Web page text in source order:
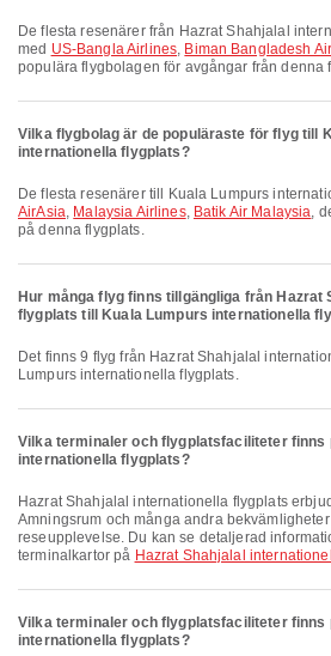
De flesta resenärer från Hazrat Shahjalal internationella flygplats flyger
med US-Bangla Airlines, Biman Bangladesh
populära flygbolagen för avgångar från denna
Vilka flygbolag är de populäraste för flyg till
internationella flygplats?
De flesta resenärer till Kuala Lumpurs
AirAsia, Malaysia Airlines, Batik Air Malaysia,
på denna flygplats.
Hur många flyg finns tillgängliga från Hazrat
flygplats till Kuala Lumpurs internationella
Det finns 9 flyg från Hazrat Shahjalal internationella flygplats till Kuala
Lumpurs internationella flygplats.
Vilka terminaler och flygplatsfaciliteter finns
internationella flygplats?
Hazrat Shahjalal internationella flygplats erbjuder Matställen, Shuttle-buss,
Amningsrum och många andra
reseupplevelse. Du kan se detaljerad
terminalkartor på Hazrat Shahjalal
Vilka terminaler och flygplatsfaciliteter finns
internationella flygplats?